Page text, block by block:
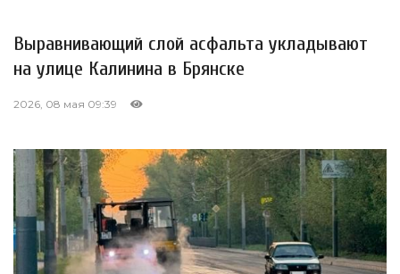
Выравнивающий слой асфальта укладывают
на улице Калинина в Брянске
2026, 08 мая 09:39